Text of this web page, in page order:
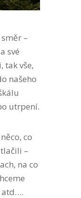
–
své
tak vše,
našeho
utrpení.
co
–
na co
atd….